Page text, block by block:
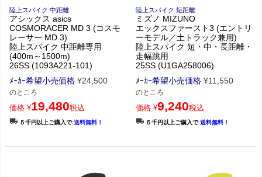
陸上スパイク 中距離
アシックス asics
COSMORACER MD 3 (コスモ
レーサー MD 3)
陸上スパイク 中距離専用
(400m～1500m)
26SS (1093A221-101)
ﾒｰｶｰ希望小売価格 ¥24,500
のところ
価格 ¥19,480税込
５千円以上ご購入で送料無料！
陸上スパイク 短距離
ミズノ MIZUNO
エックスファースト3 (エントリ
ーモデル／土トラック兼用)
陸上スパイク 短・中・長距離・
走幅跳用
25SS (U1GA258006)
ﾒｰｶｰ希望小売価格 ¥11,550
のところ
価格 ¥9,240税込
５千円以上ご購入で送料無料！